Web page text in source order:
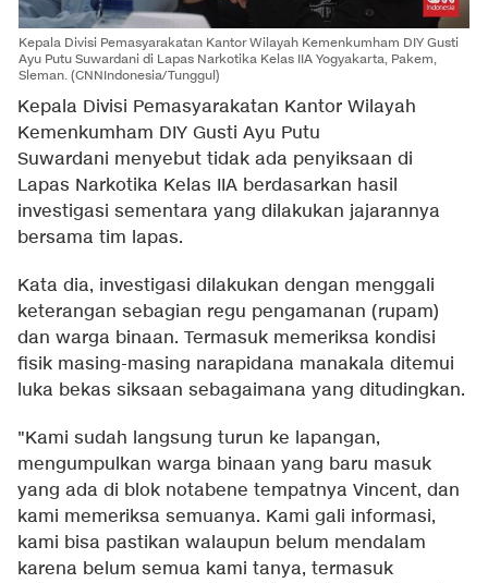
Kepala Divisi Pemasyarakatan Kantor Wilayah Kemenkumham DIY Gusti
Ayu Putu Suwardani di Lapas Narkotika Kelas IIA Yogyakarta, Pakem,
Sleman. (CNNIndonesia/Tunggul)
Kepala Divisi Pemasyarakatan Kantor Wilayah
Kemenkumham DIY Gusti Ayu Putu
Suwardani menyebut tidak ada penyiksaan di
Lapas Narkotika Kelas IIA berdasarkan hasil
investigasi sementara yang dilakukan jajarannya
bersama tim lapas.
Kata dia, investigasi dilakukan dengan menggali
keterangan sebagian regu pengamanan (rupam)
dan warga binaan. Termasuk memeriksa kondisi
fisik masing-masing narapidana manakala ditemui
luka bekas siksaan sebagaimana yang ditudingkan.
"Kami sudah langsung turun ke lapangan,
mengumpulkan warga binaan yang baru masuk
yang ada di blok notabene tempatnya Vincent, dan
kami memeriksa semuanya. Kami gali informasi,
kami bisa pastikan walaupun belum mendalam
karena belum semua kami tanya, termasuk